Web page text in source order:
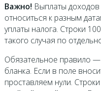
Важно! Выплаты
относиться к разным
уплаты налога. Строки
такого случая по
Обязательное правило
бланка. Если в поле
проставляем нули.